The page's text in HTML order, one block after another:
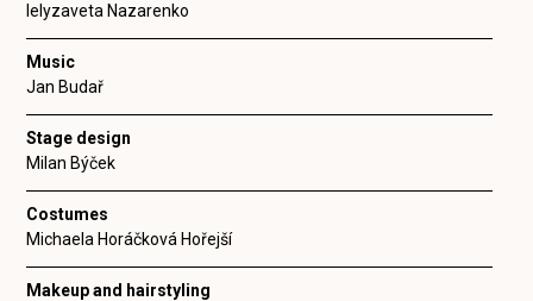
Ielyzaveta Nazarenko
Music
Jan Budař
Stage design
Milan Býček
Costumes
Michaela Horáčková Hořejší
Makeup and hairstyling